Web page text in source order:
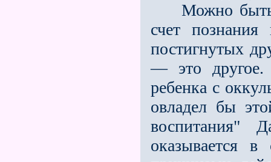
Можно быть
счет
постигнутых
— это другое.
ребенка с
овладел бы
воспитания"
оказывается в